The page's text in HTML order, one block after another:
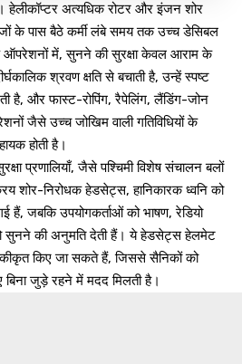
हेलीकॉप्टर अत्यधिक रोटर और इंजन शोर
के पास बैठे कर्मी लंबे समय तक उच्च डेसिबल
ऑपरेशनों में, सुनने की सुरक्षा केवल आराम के
श्रवण क्षति से बचाती है, उन्हें स्पष्ट
और फास्ट-रोपिंग, रैपेलिंग, लैंडिंग-जोन
जैसे उच्च जोखिम वाली गतिविधियों के
होती है।
प्रणालियाँ, जैसे पश्चिमी विशेष संचालन बलों
शोर-निरोधक हेडसेट्स, हानिकारक ध्वनि को
जबकि उपयोगकर्ताओं को भाषण, रेडियो
सुनने की अनुमति देती हैं। ये हेडसेट्स हेलमेट
किए जा सकते हैं, जिससे सैनिकों को
जुड़े रहने में मदद मिलती है।